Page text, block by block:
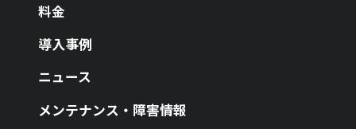
料金
導入事例
ニュース
メンテナンス・障害情報